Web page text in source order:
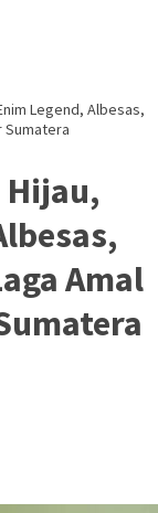
Legend, Albesas,
Sumatera
Amal